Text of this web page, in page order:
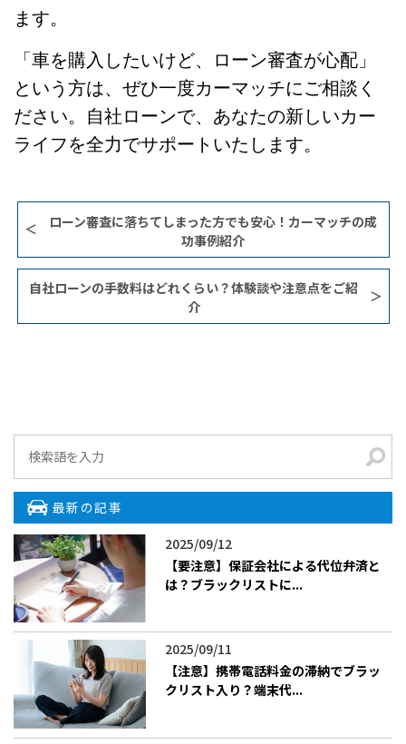
ます。
「車を購入したいけど、ローン審査が心配」
という方は、ぜひ一度カーマッチにご相談く
ださい。自社ローンで、あなたの新しいカー
ライフを全力でサポートいたします。
​ローン審査に落ちてしまった方でも安心！カーマッチの成
功事例紹介
自社ローンの手数料はどれくらい？体験談や注意点をご紹
介
最新の記事
2025/09/12
【要注意】保証会社による代位弁済と
は？ブラックリストに...
2025/09/11
【注意】携帯電話料金の滞納でブラッ
クリスト入り？端末代...